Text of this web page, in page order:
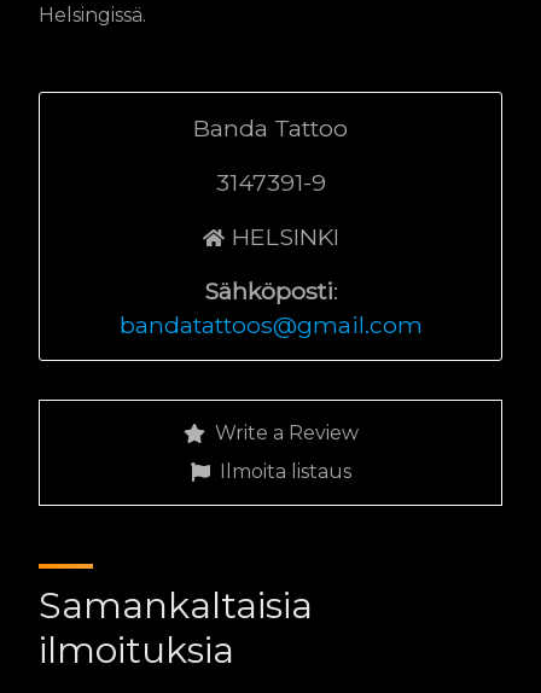
Helsingissä.
Banda Tattoo
3147391-9
HELSINKI
Sähköposti:
bandatattoos@gmail.com
Write a Review
Ilmoita listaus
Samankaltaisia
ilmoituksia